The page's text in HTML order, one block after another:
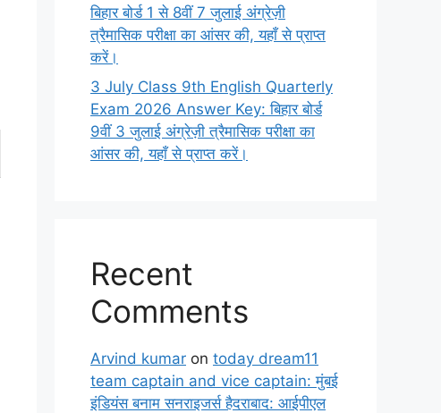
बिहार बोर्ड 1 से 8वीं 7 जुलाई अंग्रेज़ी
त्रैमासिक परीक्षा का आंसर की, यहाँ से प्राप्त
करें।
3 July Class 9th English Quarterly
Exam 2026 Answer Key: बिहार बोर्ड
9वीं 3 जुलाई अंग्रेज़ी त्रैमासिक परीक्षा का
आंसर की, यहाँ से प्राप्त करें।
Recent
Comments
Arvind kumar on today dream11
team captain and vice captain: मुंबई
इंडियंस बनाम सनराइजर्स हैदराबाद: आईपीएल